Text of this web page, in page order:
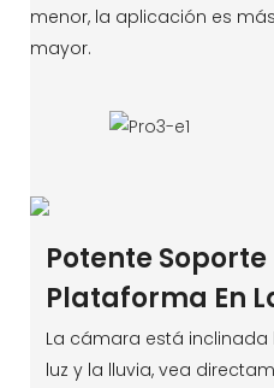
menor, la aplicación es
mayor.
Potente Soporte
Plataforma En
La cámara está
luz y la lluvia, vea